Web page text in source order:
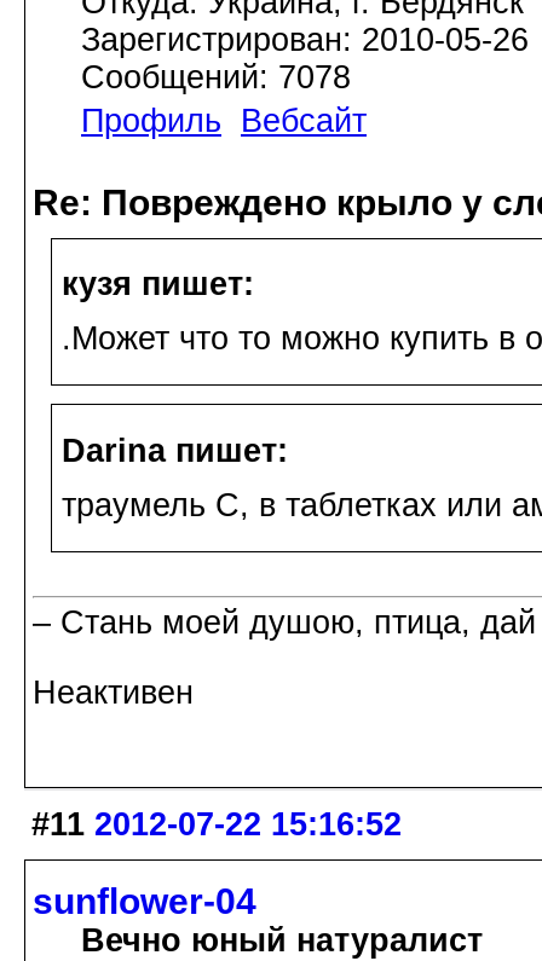
Зарегистрирован: 2010-05-26
Сообщений: 7078
Профиль
Вебсайт
Re: Повреждено крыло у
кузя пишет:
.Может что то можно купить в
Darina пишет:
траумель С, в таблетках или
– Стань моей душою, птица,
Неактивен
#11 2012-07-22 15:16:52
sunflower-04
Вечно юный натуралист